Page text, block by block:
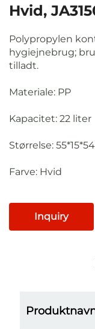
Hvid,
Polypropylen
hygiejnebrug;
tilladt.
Materiale: PP
Kapacitet: 22 liter
Størrelse:
Farve: Hvid
Inquiry